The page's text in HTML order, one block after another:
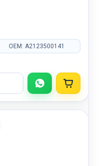
OEM: A2123500141